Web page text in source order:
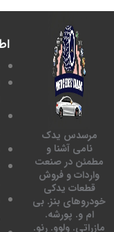
یدک
آشنا و
در صنعت
و فروش
یدکی
بنز. بی
و. پورشه.
ولوو. رنو.
حریم